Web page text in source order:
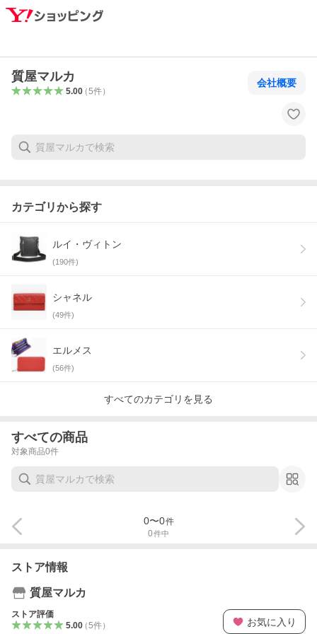
質屋マルカ
5.00（5件）
会社概要
カテゴリから探す
ルイ・ヴィトン
(190件)
シャネル
(49件)
エルメス
(56件)
すべてのカテゴリを見る
すべての商品
対象商品0件
0件中
0〜0件
ストア情報
質屋マルカ
ストア評価
5.00（5件） お気に入り